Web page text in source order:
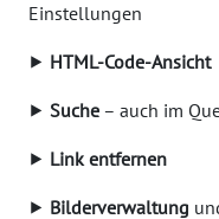
Einstellungen
⯈ HTML-Code-Ansicht
⯈ Suche – auch im
⯈ Link entfernen
⯈ Bilderverwaltung